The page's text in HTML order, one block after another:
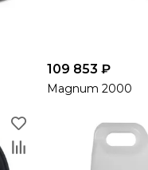
109 853 ₽
Magnum 2000